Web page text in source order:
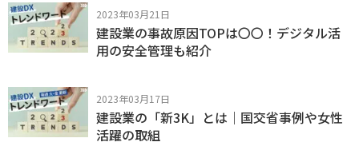
2023年03月21日
建設業の事故原因TOPは〇〇！デジタル活
用の安全管理も紹介
2023年03月17日
建設業の「新3K」とは｜国交省事例や女性
活躍の取組